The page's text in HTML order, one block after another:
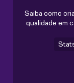
Saiba como
qualidade em